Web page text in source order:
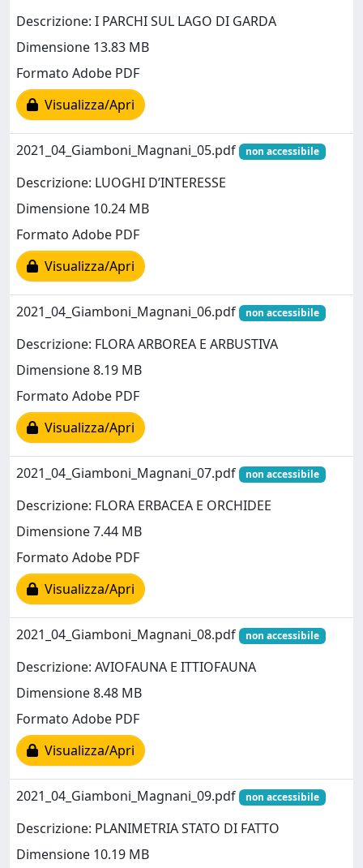
Descrizione: I PARCHI SUL LAGO DI GARDA
Dimensione 13.83 MB
Formato Adobe PDF
Visualizza/Apri
2021_04_Giamboni_Magnani_05.pdf non accessibile
Descrizione: LUOGHI D’INTERESSE
Dimensione 10.24 MB
Formato Adobe PDF
Visualizza/Apri
2021_04_Giamboni_Magnani_06.pdf non accessibile
Descrizione: FLORA ARBOREA E ARBUSTIVA
Dimensione 8.19 MB
Formato Adobe PDF
Visualizza/Apri
2021_04_Giamboni_Magnani_07.pdf non accessibile
Descrizione: FLORA ERBACEA E ORCHIDEE
Dimensione 7.44 MB
Formato Adobe PDF
Visualizza/Apri
2021_04_Giamboni_Magnani_08.pdf non accessibile
Descrizione: AVIOFAUNA E ITTIOFAUNA
Dimensione 8.48 MB
Formato Adobe PDF
Visualizza/Apri
2021_04_Giamboni_Magnani_09.pdf non accessibile
Descrizione: PLANIMETRIA STATO DI FATTO
Dimensione 10.19 MB